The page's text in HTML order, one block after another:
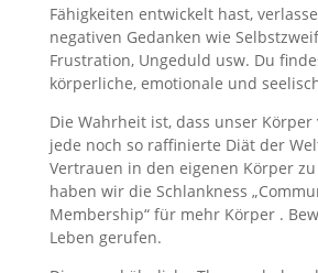
Fähigkeiten entwickelt hast,
negativen Gedanken wie
Frustration, Ungeduld usw. Du
körperliche, emotionale und
Die Wahrheit ist, dass unser
jede noch so raffinierte Diät der
Vertrauen in den eigenen Körper
haben wir die Schlankness
Membership“ für mehr Körper .
Leben gerufen.